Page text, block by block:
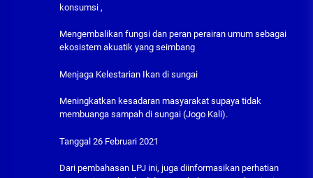
konsumsi ,
Mengembalikan fungsi dan peran perairan umum sebagai
ekosistem akuatik yang seimbang
Menjaga Kelestarian Ikan di sungai
Meningkatkan kesadaran masyarakat supaya tidak
membuanga sampah di sungai (Jogo Kali).
Tanggal 26 Februari 2021
Dari pembahasan LPJ ini, juga diinformasikan perhatian